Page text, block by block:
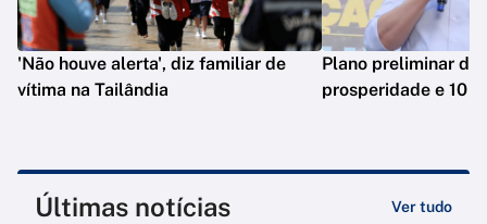
'Não houve alerta', diz familiar de
vítima na Tailândia
Plano preliminar de
prosperidade e 10
Últimas notícias Ver tudo